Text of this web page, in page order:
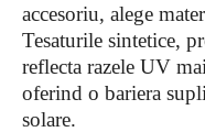
accesoriu, alege
Tesaturile sintetice,
reflecta razele UV
oferind o bariera
solare.